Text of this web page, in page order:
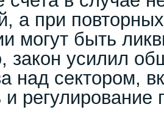
а при
могут быть
закон усилил
над сектором,
и регулирование